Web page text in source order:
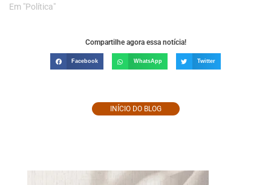
Em "Política"
Compartilhe agora essa notícia!
Facebook WhatsApp Twitter
INÍCIO DO BLOG